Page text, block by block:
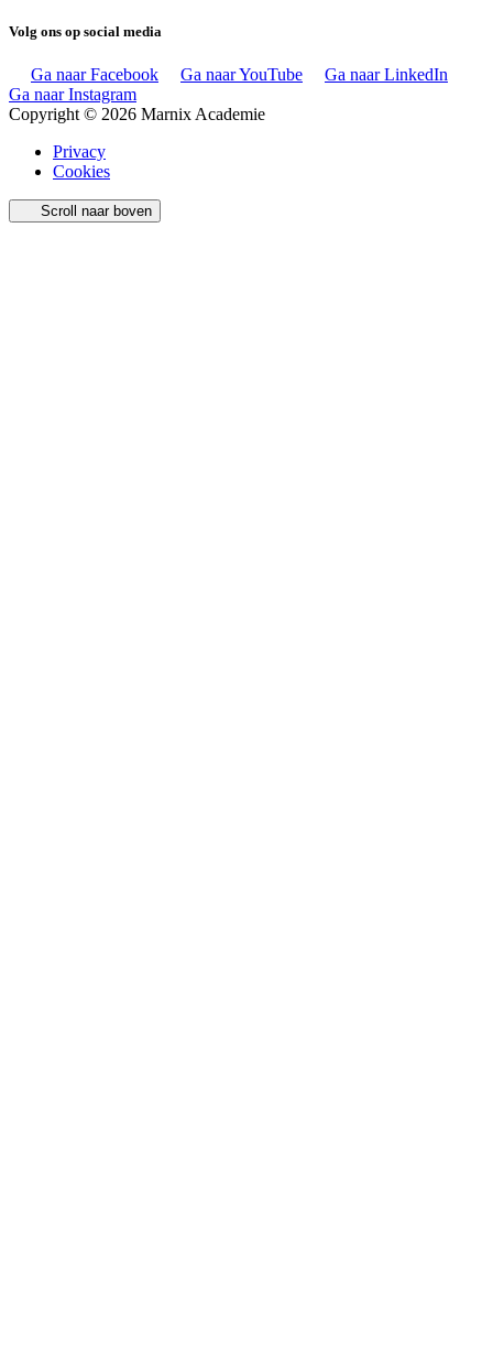
Volg ons op social media
Ga naar Facebook Ga naar YouTube
Ga naar LinkedIn
Ga naar Instagram
Copyright © 2026 Marnix Academie
Privacy
Cookies
Scroll naar boven